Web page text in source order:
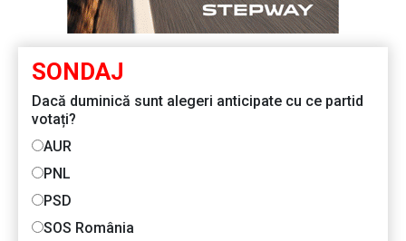
SONDAJ
Dacă duminică sunt alegeri anticipate cu ce partid
votați?
AUR
PNL
PSD
SOS România